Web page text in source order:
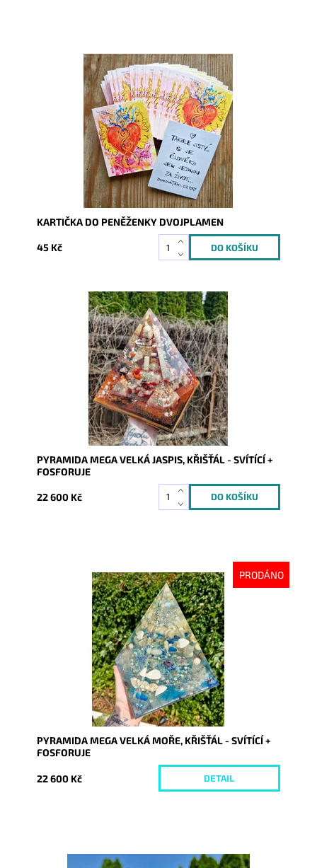
Dostupnost:
Skladem
9924
KARTIČKA DO PENĚŽENKY DVOJPLAMEN
45 Kč
Dostupnost:
Skladem
9341
PYRAMIDA MEGA VELKÁ JASPIS, KŘIŠŤÁL - SVÍTÍCÍ +
FOSFORUJE
22 600 Kč
PRODÁNO
Vyprodáno
9385
PYRAMIDA MEGA VELKÁ MOŘE, KŘIŠŤÁL - SVÍTÍCÍ +
FOSFORUJE
22 600 Kč DETAIL